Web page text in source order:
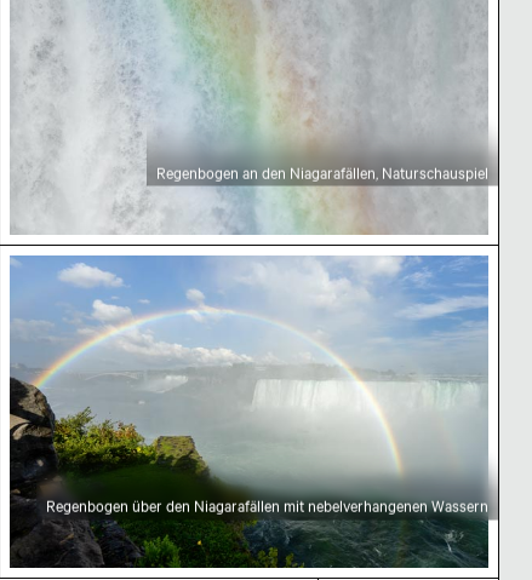
Regenbogen an den Niagarafällen, Naturschauspiel
Blick
Regenbogen über den Niagarafällen mit
Regenbogen über den Niagarafällen mit nebelverhangenen Wassern